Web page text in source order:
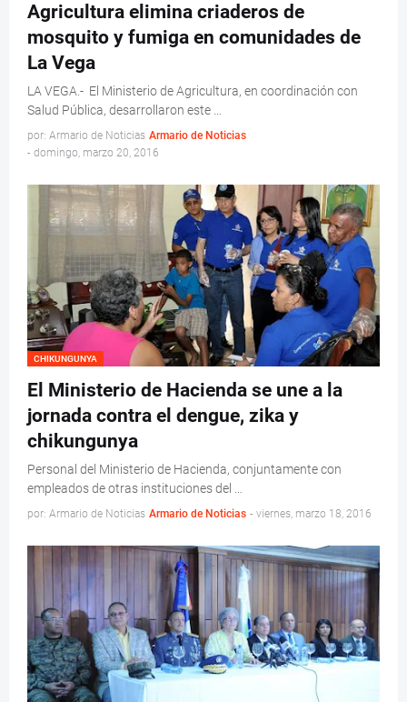
Agricultura elimina criaderos de
mosquito y fumiga en comunidades de
La Vega
LA VEGA.- El Ministerio de Agricultura, en coordinación con
Salud Pública, desarrollaron este …
por: Armario de Noticias Armario de Noticias
- domingo, marzo 20, 2016
CHIKUNGUNYA
El Ministerio de Hacienda se une a la
jornada contra el dengue, zika y
chikungunya
Personal del Ministerio de Hacienda, conjuntamente con
empleados de otras instituciones del …
por: Armario de Noticias Armario de Noticias - viernes, marzo 18, 2016